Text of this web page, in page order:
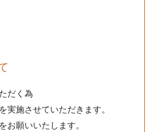
だく為
実施させていただきます。
お願いいたします。